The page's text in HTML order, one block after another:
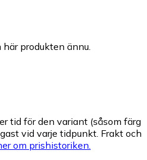
produkten ännu.
tid för den variant (såsom färg
vid varje tidpunkt. Frakt och
om prishistoriken.